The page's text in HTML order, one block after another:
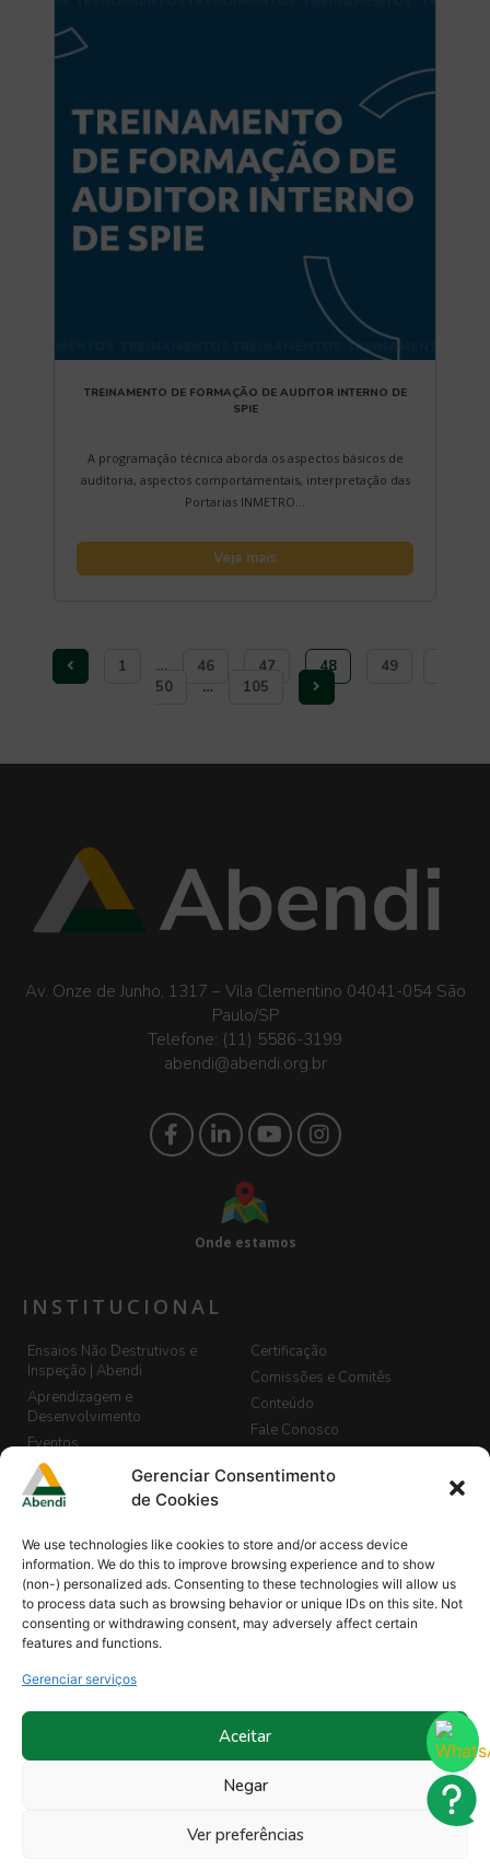
Gerenciar Consentimento
de Cookies
We use technologies like cookies to store and/or access device
information. We do this to improve browsing experience and to show
(non-) personalized ads. Consenting to these technologies will allow us
to process data such as browsing behavior or unique IDs on this site. Not
consenting or withdrawing consent, may adversely affect certain
features and functions.
Gerenciar serviços
Aceitar
Negar
Ver preferências
TREINAMENTO DE FORMAÇÃO DE AUDITOR INTERNO DE
SPIE
A programação técnica aborda os aspectos básicos de
auditoria, aspectos comportamentais, interpretação das
Portarias INMETRO...
Veja mais
1 … 46 47 48
49
50
… 105
Av. Onze de Junho, 1317 – Vila Clementino 04041-054 São
Paulo/SP
Telefone: (11) 5586-3199
abendi@abendi.org.br
Onde estamos
INSTITUCIONAL
Ensaios Não Destrutivos e
Inspeção | Abendi
Aprendizagem e
Desenvolvimento
Eventos
Banco de Currículos
Cadastro de Vagas
Blog Abendi Digital
Certificação
Comissões e Comitês
Conteúdo
Fale Conosco
Guia de END, Inspeção e
Minha Abendi
END
Projetos
Treinamentos
Treinamento In Company